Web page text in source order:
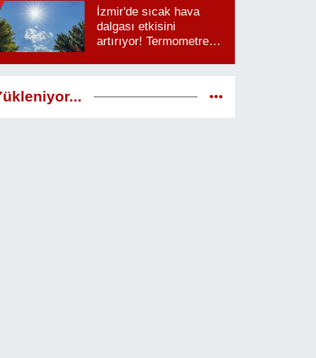
İzmir'de sıcak hava
dalgası etkisini
artırıyor! Termometreler